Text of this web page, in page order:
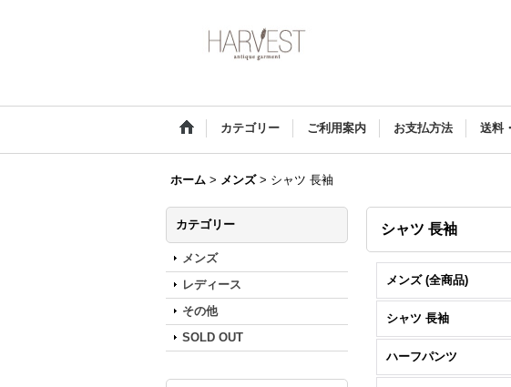
カテゴリー ご利用案内 お支払方法 送料
ホーム > メンズ > シャツ 長袖
カテゴリー
メンズ
レディース
その他
SOLD OUT
シャツ 長袖
メンズ (全商品)
シャツ 長袖
ハーフパンツ